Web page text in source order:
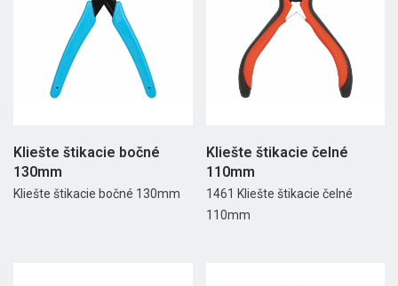
Kliešte štikacie bočné
130mm
Kliešte štikacie bočné 130mm
Kliešte štikacie čelné
110mm
1461 Kliešte štikacie čelné
110mm